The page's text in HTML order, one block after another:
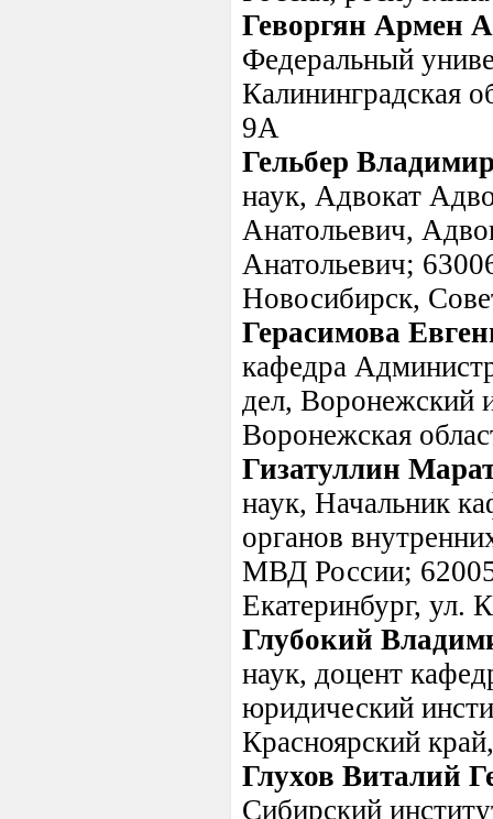
Геворгян Армен
Федеральный
Калининградская
9А
Гельбер
наук, Адвокат
Анатольевич,
Анатольевич;
Новосибирск,
Герасимова
кафедра
дел, Воронежский
Воронежская
Гизатуллин
наук, Начальник
органов
МВД России;
Екатеринбург, ул.
Глубокий
наук, доцент
юридический
Красноярский
Глухов Виталий
Сибирский